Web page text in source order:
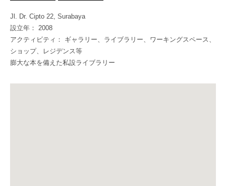
Jl. Dr. Cipto 22, Surabaya
設立年： 2008
アクティビティ： ギャラリー、ライブラリー、ワーキングスペース、
ショップ、レジデンス等
膨大な本を備えた私設ライブラリー